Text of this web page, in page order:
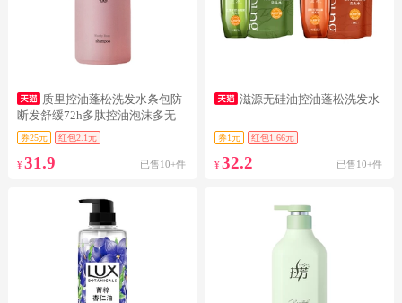
质里控油蓬松洗发水条包防
断发舒缓72h多肽控油泡沫多无
硅油
券25元 红包2.1元
¥ 31.9 已售10+件
滋源无硅油控油蓬松洗发水
券1元 红包1.66元
¥32.2 已售10+件